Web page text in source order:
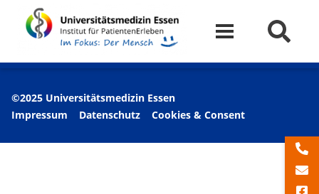
©2025 Universitätsmedizin Essen
Impressum
Datenschutz Cookies & Consent